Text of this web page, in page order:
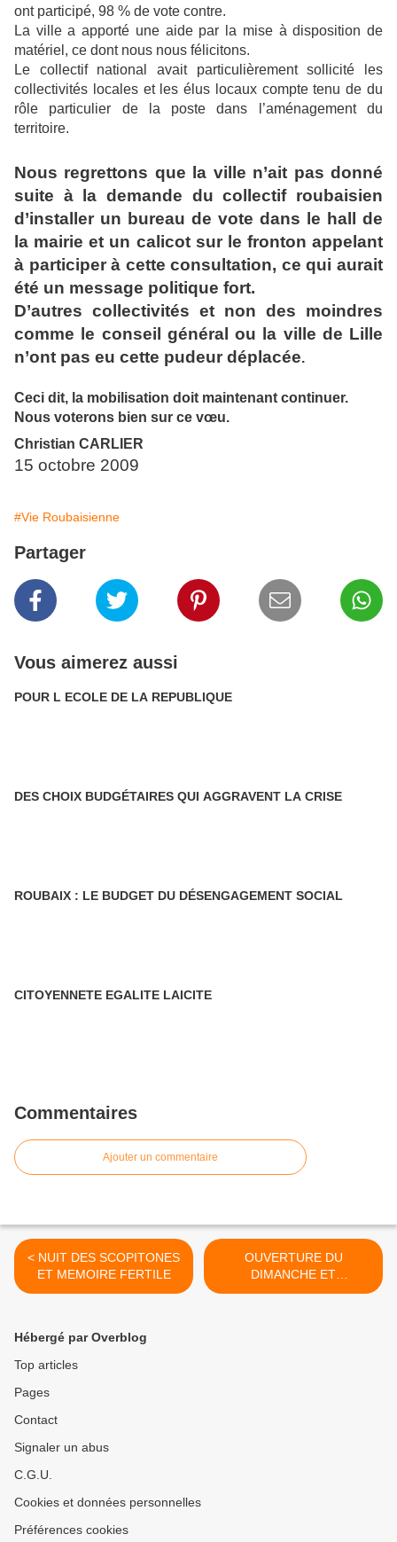
ont participé, 98 % de vote contre.
La ville a apporté une aide par la mise à disposition de
matériel, ce dont nous nous félicitons.
Le collectif national avait particulièrement sollicité les
collectivités locales et les élus locaux compte tenu de du
rôle particulier de la poste dans l’aménagement du
territoire.
Nous regrettons que la ville n’ait pas donné
suite à la demande du collectif roubaisien
d’installer un bureau de vote dans le hall de
la mairie et un calicot sur le fronton appelant
à participer à cette consultation, ce qui aurait
été un message politique fort.
D’autres collectivités et non des moindres
comme le conseil général ou la ville de Lille
n’ont pas eu cette pudeur déplacée.
Ceci dit, la mobilisation doit maintenant continuer.
Nous voterons bien sur ce vœu.
Christian CARLIER
15 octobre 2009
#Vie Roubaisienne
Partager
Vous aimerez aussi
POUR L ECOLE DE LA REPUBLIQUE
DES CHOIX BUDGÉTAIRES QUI AGGRAVENT LA CRISE
ROUBAIX : LE BUDGET DU DÉSENGAGEMENT SOCIAL
CITOYENNETE EGALITE LAICITE
Commentaires
Ajouter un commentaire
< NUIT DES SCOPITONES
ET MEMOIRE FERTILE
OUVERTURE DU
DIMANCHE ET
HYPOCRISIE
Hébergé par Overblog
Top articles
Pages
Contact
Signaler un abus
C.G.U.
Cookies et données personnelles
Préférences cookies